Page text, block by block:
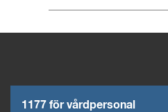
1177 för vårdpersonal